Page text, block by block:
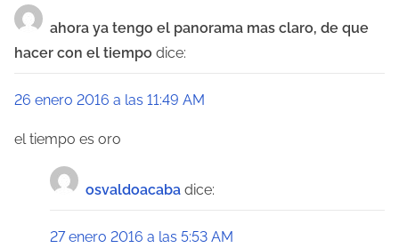
ahora ya tengo el panorama mas claro, de que
hacer con el tiempo dice:
26 enero 2016 a las 11:49 AM
el tiempo es oro
osvaldoacaba dice:
27 enero 2016 a las 5:53 AM